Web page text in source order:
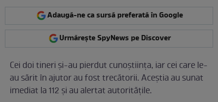
Adaugă-ne ca sursă preferată în Google
Urmărește SpyNews pe Discover
Cei doi tineri și-au pierdut cunoștiința, iar cei care le-
au sărit în ajutor au fost trecătorii. Aceștia au sunat
imediat la 112 și au alertat autoritățile.